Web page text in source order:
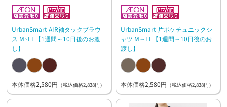
UrbanSmart AIR袖タックブラウ
ス M~LL【1週間～10日後のお渡
し】
本体価格2,580円 （税込価格2,838円）
UrbanSmart 片ポケチュニックシ
ャツ M～LL【1週間～10日後のお
渡し】
本体価格2,580円 （税込価格2,838円）